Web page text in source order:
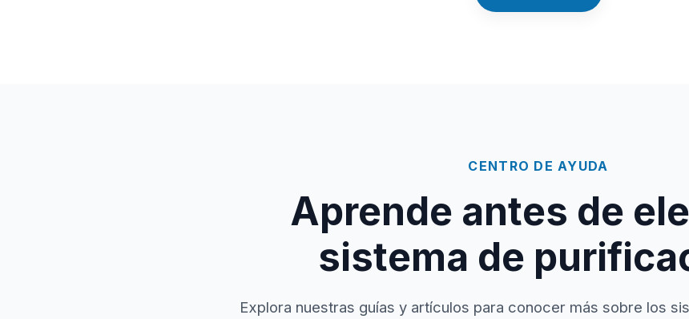
CENTRO DE AYUDA
Aprende antes de
sistema de
Explora nuestras guías y artículos para conocer más sobre los